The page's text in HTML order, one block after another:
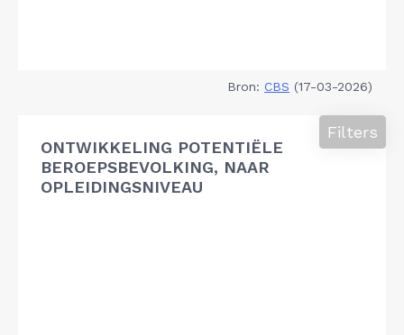
Bron: CBS (17-03-2026)
ONTWIKKELING POTENTIËLE
BEROEPSBEVOLKING, NAAR
OPLEIDINGSNIVEAU
Filters